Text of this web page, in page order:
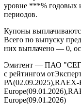
графику. Погашение
условиями выпуска
Ставка купона
уровне ***% годовых
периодов.
Купоны
Всего по выпуску
них выплачено — 0,
Эмитент — ПАО